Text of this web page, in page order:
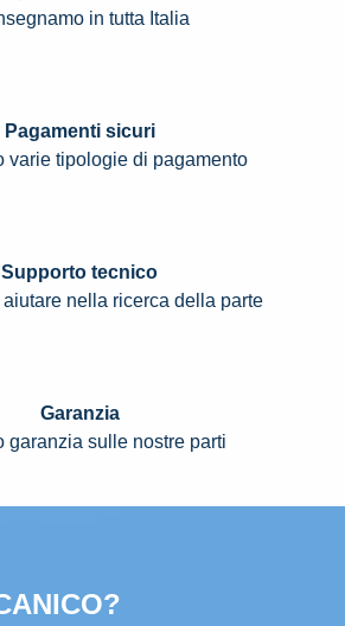
in tutta Italia
Pagamenti sicuri
varie tipologie di pagamento
Supporto tecnico
nella ricerca della parte
Garanzia
garanzia sulle nostre parti